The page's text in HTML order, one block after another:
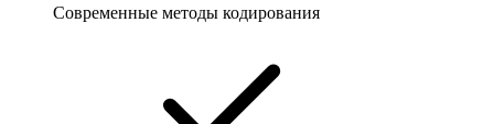
Современные методы кодирования